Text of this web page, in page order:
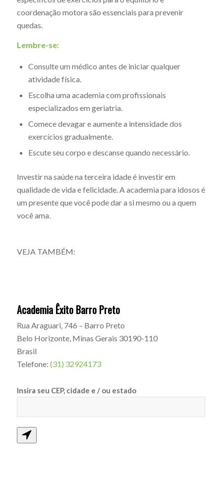
coordenação motora são essenciais para prevenir
quedas.
Lembre-se:
Consulte um médico antes de iniciar qualquer
atividade física.
Escolha uma academia com profissionais
especializados em geriatria.
Comece devagar e aumente a intensidade dos
exercícios gradualmente.
Escute seu corpo e descanse quando necessário.
Investir na saúde na terceira idade é investir em
qualidade de vida e felicidade. A academia para idosos é
um presente que você pode dar a si mesmo ou a quem
você ama.
VEJA TAMBÉM:
Academia Êxito Barro Preto
Rua Araguari, 746 – Barro Preto
Belo Horizonte, Minas Gerais 30190-110
Brasil
Telefone: (31) 32924173
Insira seu CEP, cidade e / ou estado